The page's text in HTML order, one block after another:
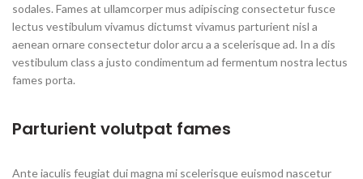
sodales. Fames at ullamcorper mus adipiscing consectetur fusce
lectus vestibulum vivamus dictumst vivamus parturient nisl a
aenean ornare consectetur dolor arcu a a scelerisque ad. In a dis
vestibulum class a justo condimentum ad fermentum nostra lectus
fames porta.
Parturient volutpat fames
Ante iaculis feugiat dui magna mi scelerisque euismod nascetur